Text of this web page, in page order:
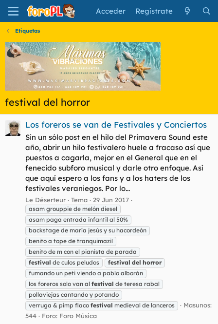
Acceder Regístrate
Etiquetas
festival del horror
Los foreros se van de Festivales y Conciertos
Sin un sólo post en el hilo del Primavera Sound este
año, abrir un hilo festivalero huele a fracaso así que
puestos a cagarla, mejor en el General que en el
fenecido subforo musical y darle otro enfoque. Así
que aquí espero a los fans y a los haters de los
festivales veraniegos. Por lo...
Le Déserteur Tema 29 Jun 2017
asam grouppie de melón diesel
asam paga entrada infantil al 50%
backstage de maría jesús y su hacordeón
benito a tope de tranquimazil
benito de m con el pianista de parada
festival de culos peludos festival del horror
fumando un peti viendo a pablo alborán
los foreros solo van al festival de teresa rabal
pollaviejas cantando y potando
verruga & pimp flaco festival medieval de lanceros
Masunos:
544
Foro: Foro Música